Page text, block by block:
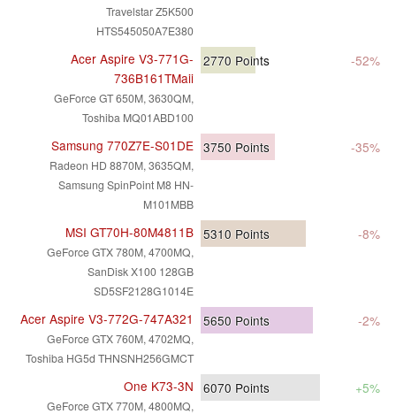
Travelstar Z5K500
HTS545050A7E380
Acer Aspire V3-771G-
736B161TMaii
GeForce GT 650M, 3630QM,
Toshiba MQ01ABD100
2770 Points -52%
Samsung 770Z7E-S01DE
Radeon HD 8870M, 3635QM,
Samsung SpinPoint M8 HN-
M101MBB
3750 Points -35%
MSI GT70H-80M4811B
GeForce GTX 780M, 4700MQ,
SanDisk X100 128GB
SD5SF2128G1014E
5310 Points -8%
Acer Aspire V3-772G-747A321
GeForce GTX 760M, 4702MQ,
Toshiba HG5d THNSNH256GMCT
5650 Points -2%
One K73-3N
GeForce GTX 770M, 4800MQ,
6070 Points +5%